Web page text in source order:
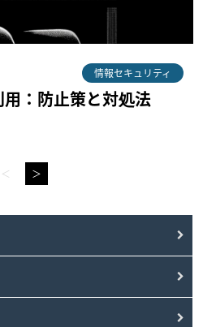
：防止策と対処法
情報セキュリティ
＜ ＞